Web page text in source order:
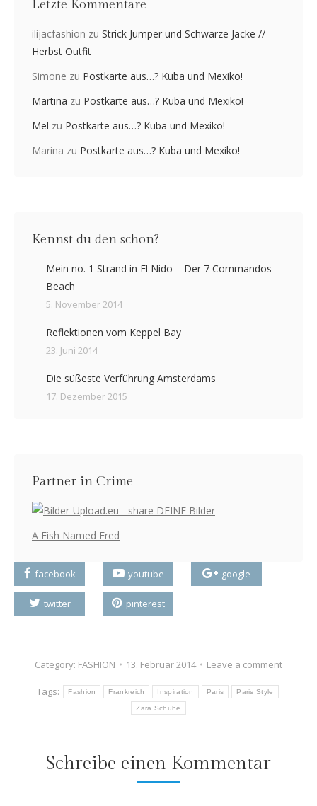
Letzte Kommentare
ilijacfashion zu Strick Jumper und Schwarze Jacke //
Herbst Outfit
Simone zu Postkarte aus…? Kuba und Mexiko!
Martina zu Postkarte aus…? Kuba und Mexiko!
Mel zu Postkarte aus…? Kuba und Mexiko!
Marina zu Postkarte aus…? Kuba und Mexiko!
Kennst du den schon?
Mein no. 1 Strand in El Nido – Der 7 Commandos
Beach
5. November 2014
Reflektionen vom Keppel Bay
23. Juni 2014
Die süßeste Verführung Amsterdams
17. Dezember 2015
Partner in Crime
A Fish Named Fred
facebook youtube google
twitter pinterest
Category: FASHION 13. Februar 2014 Leave a comment
Tags: Fashion Frankreich Inspiration Paris Paris Style
Zara Schuhe
Schreibe einen Kommentar